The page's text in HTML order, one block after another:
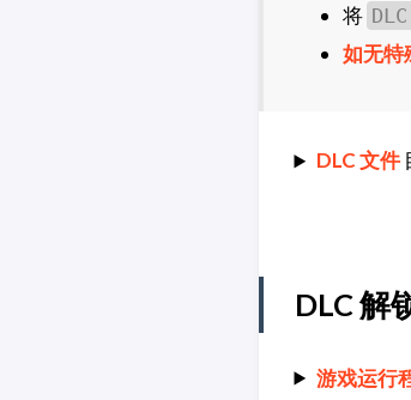
将
如无特
DLC 文件
DLC 解
游戏运行